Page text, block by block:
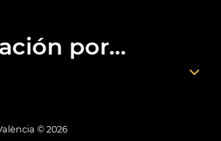
por...
© 2026